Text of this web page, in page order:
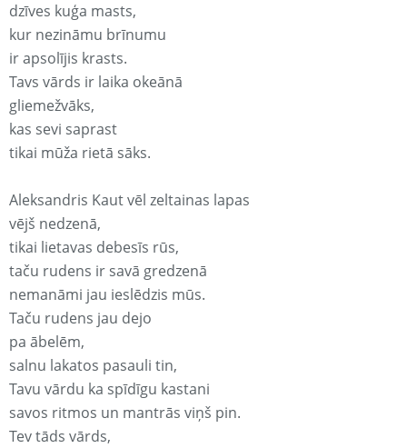
dzīves kuģa masts,
kur nezināmu brīnumu
ir apsolījis krasts.
Tavs vārds ir laika okeānā
gliemežvāks,
kas sevi saprast
tikai mūža rietā sāks.
Aleksandris Kaut vēl zeltainas lapas
vējš nedzenā,
tikai lietavas debesīs rūs,
taču rudens ir savā gredzenā
nemanāmi jau ieslēdzis mūs.
Taču rudens jau dejo
pa ābelēm,
salnu lakatos pasauli tin,
Tavu vārdu ka spīdīgu kastani
savos ritmos un mantrās viņš pin.
Tev tāds vārds,